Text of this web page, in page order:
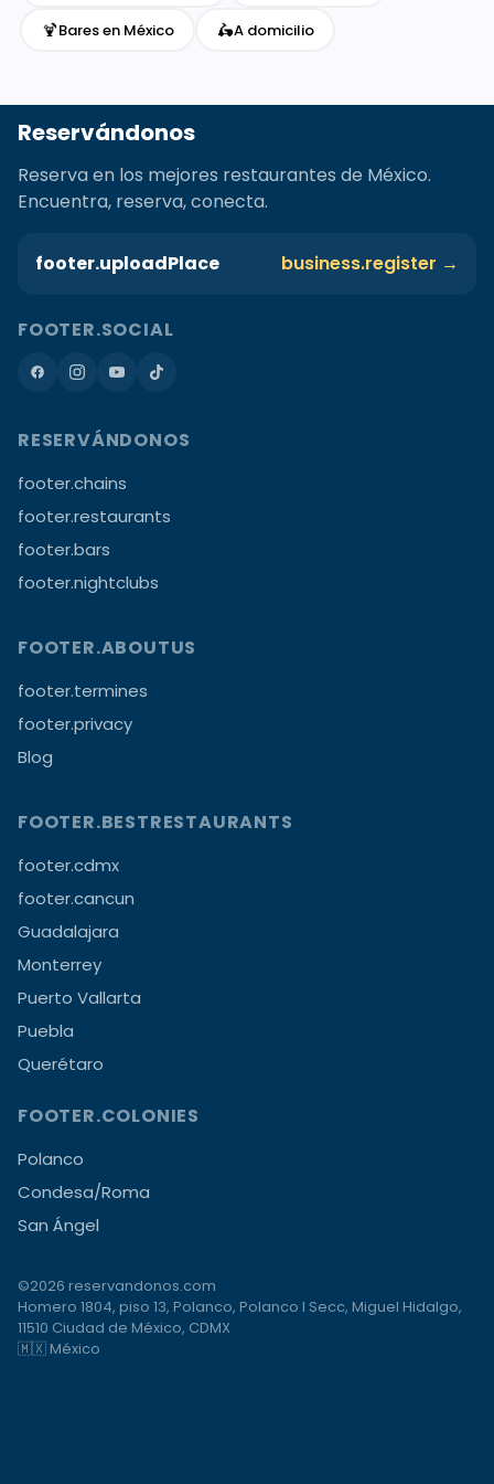
🍹Bares en México 🛵A domicilio
Reservándonos
Reserva en los mejores restaurantes de México.
Encuentra, reserva, conecta.
footer.uploadPlace business.register →
FOOTER.SOCIAL
RESERVÁNDONOS
footer.chains
footer.restaurants
footer.bars
footer.nightclubs
FOOTER.ABOUTUS
footer.termines
footer.privacy
Blog
FOOTER.BESTRESTAURANTS
footer.cdmx
footer.cancun
Guadalajara
Monterrey
Puerto Vallarta
Puebla
Querétaro
FOOTER.COLONIES
Polanco
Condesa/Roma
San Ángel
©2026 reservandonos.com
Homero 1804, piso 13, Polanco, Polanco I Secc, Miguel Hidalgo,
11510 Ciudad de México, CDMX
🇲🇽 México